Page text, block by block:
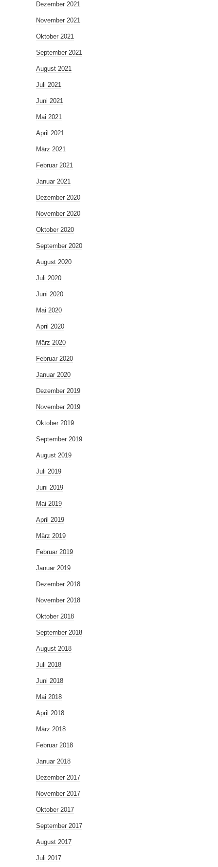
Dezember 2021
November 2021
Oktober 2021
September 2021
August 2021
Juli 2021
Juni 2021
Mai 2021
April 2021
März 2021
Februar 2021
Januar 2021
Dezember 2020
November 2020
Oktober 2020
September 2020
August 2020
Juli 2020
Juni 2020
Mai 2020
April 2020
März 2020
Februar 2020
Januar 2020
Dezember 2019
November 2019
Oktober 2019
September 2019
August 2019
Juli 2019
Juni 2019
Mai 2019
April 2019
März 2019
Februar 2019
Januar 2019
Dezember 2018
November 2018
Oktober 2018
September 2018
August 2018
Juli 2018
Juni 2018
Mai 2018
April 2018
März 2018
Februar 2018
Januar 2018
Dezember 2017
November 2017
Oktober 2017
September 2017
August 2017
Juli 2017